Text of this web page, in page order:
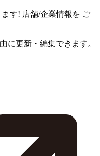
す! 店舗/企業情報を ご
に更新・編集できます。